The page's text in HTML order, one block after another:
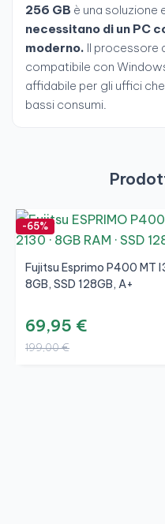
256 GB è una soluzione
necessitano di un PC
moderno. Il processore
compatibile con
affidabile per gli uffici
bassi consumi.
-65%
Fujitsu Esprimo P400 MT
8GB, SSD 128GB, A+
69,95 €
199,00 €